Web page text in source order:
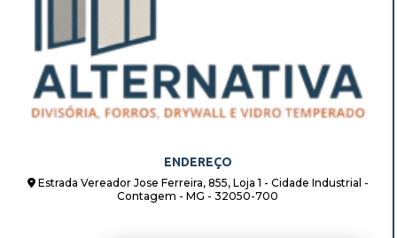
ENDEREÇO
Estrada Vereador Jose Ferreira, 855, Loja 1 - Cidade Industrial -
Contagem - MG - 32050-700